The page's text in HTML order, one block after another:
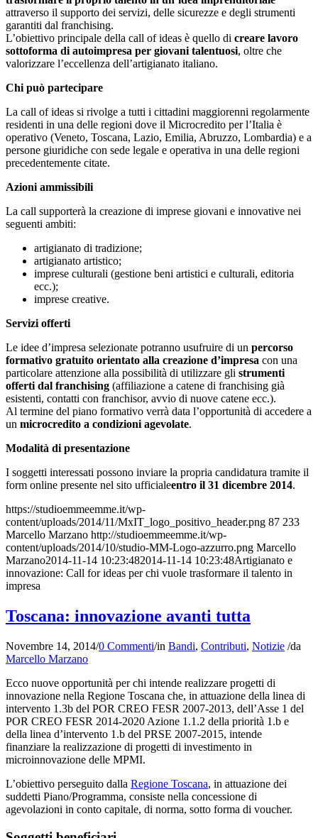
attraverso il supporto dei servizi, delle sicurezze e degli strumenti
garantiti dal franchising.
L’obiettivo principale della call of ideas è quello di creare lavoro
sottoforma di autoimpresa per giovani talentuosi, oltre che
valorizzare l’eccellenza dell’artigianato italiano.
Chi può partecipare
La call of ideas si rivolge a tutti i cittadini maggiorenni regolarmente
residenti in una delle regioni dove il Microcredito per l’Italia è
operativo (Veneto, Toscana, Lazio, Emilia, Abruzzo, Lombardia) e a
persone giuridiche con sede legale e operativa in una delle regioni
precedentemente citate.
Azioni ammissibili
La call supporterà la creazione di imprese giovani e innovative nei
seguenti ambiti:
artigianato di tradizione;
artigianato artistico;
imprese culturali (gestione beni artistici e culturali, editoria
ecc.);
imprese creative.
Servizi offerti
Le idee d’impresa selezionate potranno usufruire di un percorso
formativo gratuito orientato alla creazione d’impresa con una
particolare attenzione alla possibilità di utilizzare gli strumenti
offerti dal franchising (affiliazione a catene di franchising già
esistenti, contatti con franchisor, avvio di nuove catene ecc.).
Al termine del piano formativo verrà data l’opportunità di accedere a
un microcredito a condizioni agevolate.
Modalità di presentazione
I soggetti interessati possono inviare la propria candidatura tramite il
form online presente nel sito ufficialeentro il 31 dicembre 2014.
https://studioemmeemme.it/wp-
content/uploads/2014/11/MxIT_logo_positivo_header.png 87 233
Marcello Marzano http://studioemmeemme.it/wp-
content/uploads/2014/10/studio-MM-Logo-azzurro.png Marcello
Marzano2014-11-14 10:23:482014-11-14 10:23:48Artigianato e
innovazione: Call for ideas per chi vuole trasformare il talento in
impresa
Toscana: innovazione avanti tutta
Novembre 14, 2014/0 Commenti/in Bandi, Contributi, Notizie /da
Marcello Marzano
Ecco nuove opportunità per chi intende realizzare progetti di
innovazione nella Regione Toscana che, in attuazione della linea di
intervento 1.3b del POR CREO FESR 2007-2013, dell’Asse 1 del
POR CREO FESR 2014-2020 Azione 1.1.2 della priorità 1.b e
della linea d’intervento 1.b del PRSE 2007-2015, intende
finanziare la realizzazione di progetti di investimento in
microinnovazione delle MPMI.
L’obiettivo perseguito dalla Regione Toscana, in attuazione dei
suddetti Piano/Programma, consiste nella concessione di
agevolazioni in conto capitale, di norma, sotto forma di voucher.